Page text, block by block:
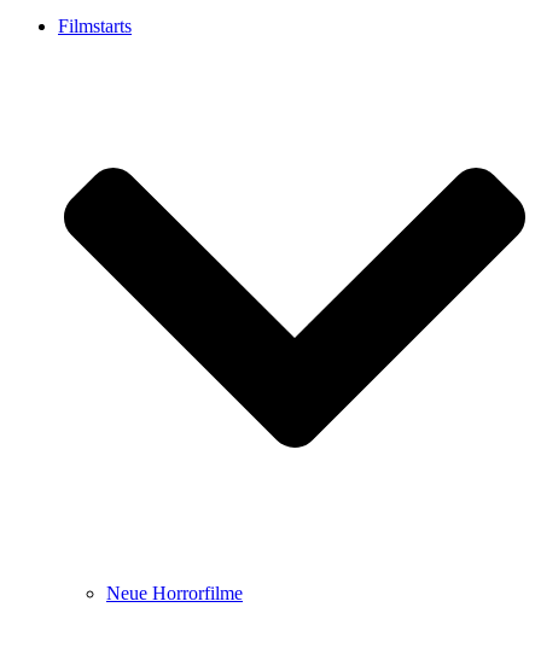
Filmstarts
Neue Horrorfilme